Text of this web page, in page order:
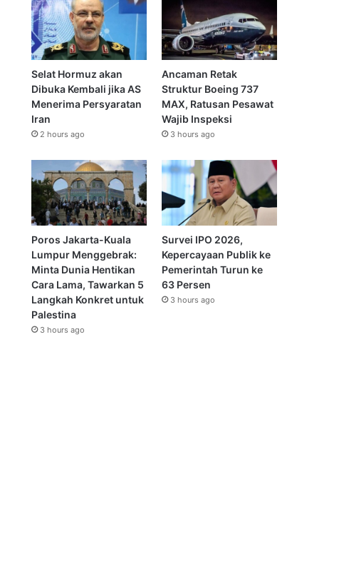
Selat Hormuz akan
Dibuka Kembali jika AS
Menerima Persyaratan
Iran
2 hours ago
Ancaman Retak
Struktur Boeing 737
MAX, Ratusan Pesawat
Wajib Inspeksi
3 hours ago
Poros Jakarta-Kuala
Lumpur Menggebrak:
Minta Dunia Hentikan
Cara Lama, Tawarkan 5
Langkah Konkret untuk
Palestina
3 hours ago
Survei IPO 2026,
Kepercayaan Publik ke
Pemerintah Turun ke
63 Persen
3 hours ago